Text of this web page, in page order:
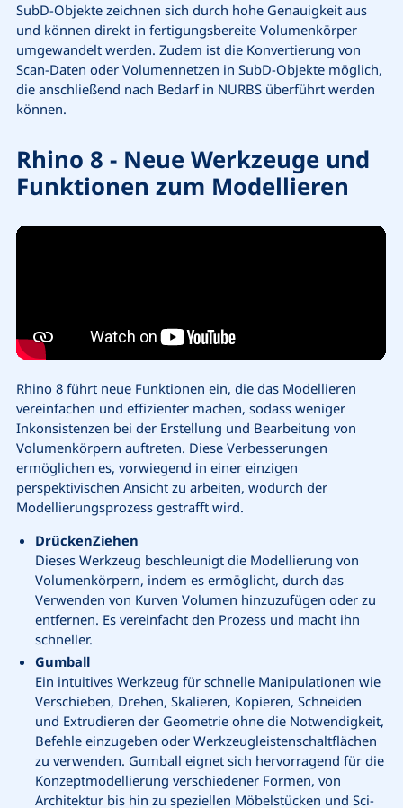
SubD-Objekte zeichnen sich durch hohe Genauigkeit aus
und können direkt in fertigungsbereite Volumenkörper
umgewandelt werden. Zudem ist die Konvertierung von
Scan-Daten oder Volumennetzen in SubD-Objekte möglich,
die anschließend nach Bedarf in NURBS überführt werden
können.
Rhino 8 - Neue Werkzeuge und
Funktionen zum Modellieren
Rhino 8 führt neue Funktionen ein, die das Modellieren
vereinfachen und effizienter machen, sodass weniger
Inkonsistenzen bei der Erstellung und Bearbeitung von
Volumenkörpern auftreten. Diese Verbesserungen
ermöglichen es, vorwiegend in einer einzigen
perspektivischen Ansicht zu arbeiten, wodurch der
Modellierungsprozess gestrafft wird.
DrückenZiehen
Dieses Werkzeug beschleunigt die Modellierung von
Volumenkörpern, indem es ermöglicht, durch das
Verwenden von Kurven Volumen hinzuzufügen oder zu
entfernen. Es vereinfacht den Prozess und macht ihn
schneller.
Gumball
Ein intuitives Werkzeug für schnelle Manipulationen wie
Verschieben, Drehen, Skalieren, Kopieren, Schneiden
und Extrudieren der Geometrie ohne die Notwendigkeit,
Befehle einzugeben oder Werkzeugleistenschaltflächen
zu verwenden. Gumball eignet sich hervorragend für die
Konzeptmodellierung verschiedener Formen, von
Architektur bis hin zu speziellen Möbelstücken und Sci-